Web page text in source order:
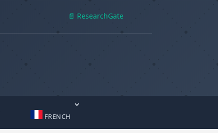
📄 ResearchGate
FRENCH